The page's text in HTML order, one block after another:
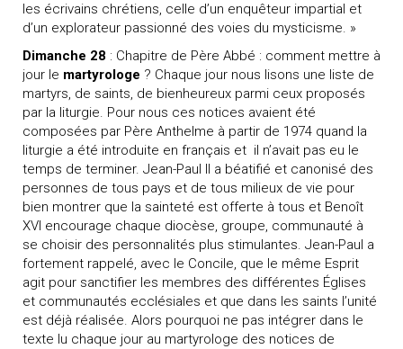
les écrivains chrétiens, celle d’un enquêteur impartial et
d’un explorateur passionné des voies du mysticisme. »
Dimanche 28 : Chapitre de Père Abbé : comment mettre à
jour le martyrologe ? Chaque jour nous lisons une liste de
martyrs, de saints, de bienheureux parmi ceux proposés
par la liturgie. Pour nous ces notices avaient été
composées par Père Anthelme à partir de 1974 quand la
liturgie a été introduite en français et il n’avait pas eu le
temps de terminer. Jean-Paul II a béatifié et canonisé des
personnes de tous pays et de tous milieux de vie pour
bien montrer que la sainteté est offerte à tous et Benoît
XVI encourage chaque diocèse, groupe, communauté à
se choisir des personnalités plus stimulantes. Jean-Paul a
fortement rappelé, avec le Concile, que le même Esprit
agit pour sanctifier les membres des différentes Églises
et communautés ecclésiales et que dans les saints l’unité
est déjà réalisée. Alors pourquoi ne pas intégrer dans le
texte lu chaque jour au martyrologe des notices de